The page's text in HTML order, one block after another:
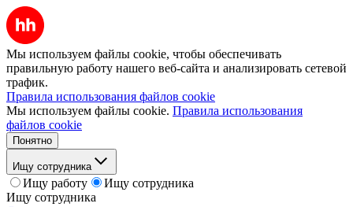
Мы используем файлы cookie, чтобы обеспечивать
правильную работу нашего веб-сайта и анализировать сетевой
трафик.
Правила использования файлов cookie
Мы используем файлы cookie. Правила использования
файлов cookie
Понятно
Ищу сотрудника
Ищу работу
Ищу сотрудника
Ищу сотрудника